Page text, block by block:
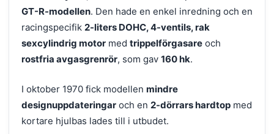
GT-R-modellen. Den hade en enkel inredning och en
racingspecifik 2-liters DOHC, 4-ventils, rak
sexcylindrig motor med trippelförgasare och
rostfria avgasgrenrör, som gav 160 hk.
I oktober 1970 fick modellen mindre
designuppdateringar och en 2-dörrars hardtop med
kortare hjulbas lades till i utbudet.